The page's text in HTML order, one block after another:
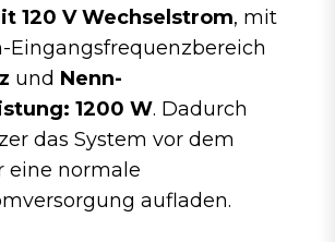
120 V Wechselstrom, mit
Eingangsfrequenzbereich
und Nenn-
1200 W. Dadurch
das System vor dem
eine normale
aufladen.